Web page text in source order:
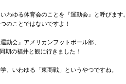
わゆる体育会のことを『運動会』と呼びます。
のことではないですよ！
動会』アメリカンフットボール部、
期の福井と観に行きました！
、いわゆる「東商戦」というやつですね。